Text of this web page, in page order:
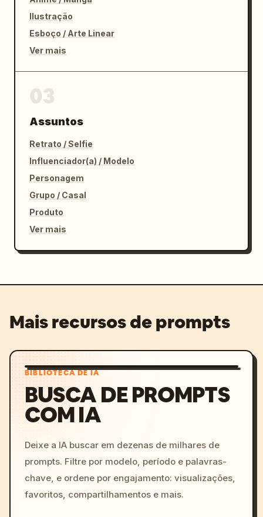
Ilustração
Esboço / Arte Linear
Ver mais
Assuntos
Retrato / Selfie
Influenciador(a) / Modelo
Personagem
Grupo / Casal
Produto
Ver mais
Mais recursos de prompts
BIBLIOTECA DE IA
BUSCA DE PROMPTS
COM IA
Deixe a IA buscar em dezenas de milhares de
prompts. Filtre por modelo, período e palavras-
chave, e ordene por engajamento: visualizações,
favoritos, compartilhamentos e mais.